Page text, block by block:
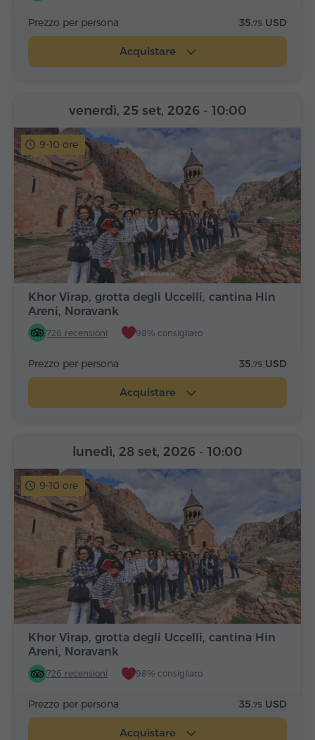
Prezzo per persona 35.75 USD
Acquistare
9-10 ore
Khor Virap, grotta degli Uccelli, cantina Hin
Areni, Noravank
726 recensioni 98% consigliato
venerdì, 25 set, 2026 - 10:00
Prezzo per persona 35.75 USD
Acquistare
9-10 ore
Khor Virap, grotta degli Uccelli, cantina Hin
Areni, Noravank
726 recensioni 98% consigliato
lunedì, 28 set, 2026 - 10:00
Prezzo per persona 35.75 USD
Acquistare